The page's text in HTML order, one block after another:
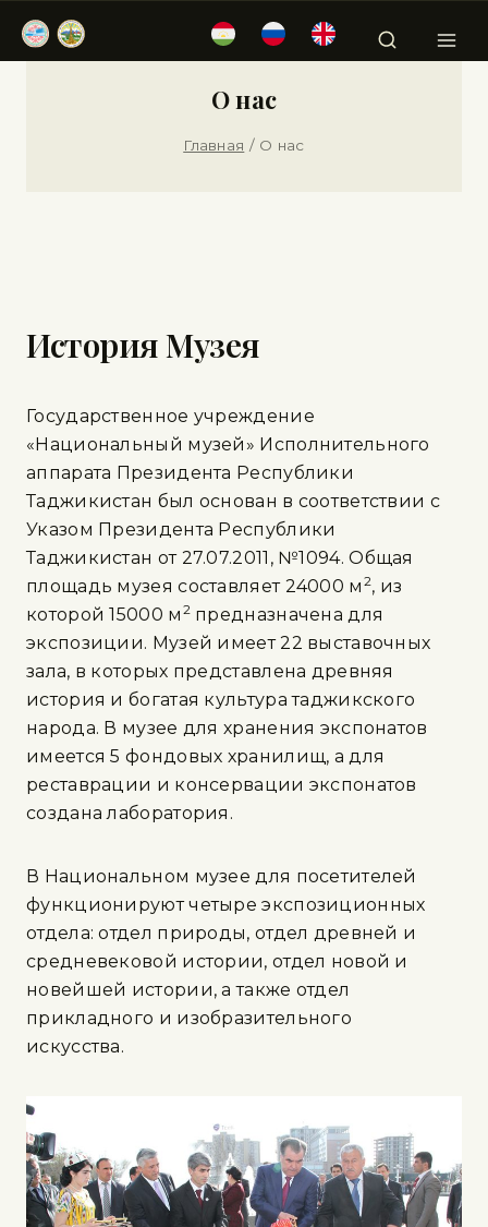
О нас
Главная / О нас
История Музея
Государственное учреждение
«Национальный музей» Исполнительного
аппарата Президента Республики
Таджикистан был основан в соответствии с
Указом Президента Республики
Таджикистан от 27.07.2011, №1094. Общая
площадь музея составляет 24000 м 2, из
которой 15000 м 2предназначена для
экспозиции. Музей имеет 22 выставочных
зала, в которых представлена древняя
история и богатая культура таджикского
народа. В музее для хранения экспонатов
имеется 5 фондовых хранилищ, а для
реставрации и консервации экспонатов
создана лаборатория.
В Национальном музее для посетителей
функционируют четыре экспозиционных
отдела: отдел природы, отдел древней и
средневековой истории, отдел новой и
новейшей истории, а также отдел
прикладного и изобразительного
искусства.